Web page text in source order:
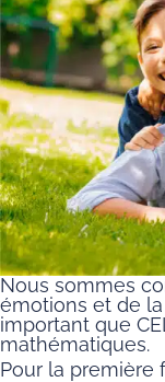
Nous sommes
émotions et de la
important que
mathématiques.
Pour la première